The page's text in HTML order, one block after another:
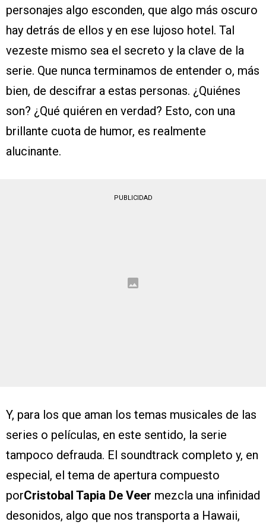
personajes algo esconden, que algo más oscuro
hay detrás de ellos y en ese lujoso hotel. Tal
vezeste mismo sea el secreto y la clave de la
serie. Que nunca terminamos de entender o, más
bien, de descifrar a estas personas. ¿Quiénes
son? ¿Qué quiéren en verdad? Esto, con una
brillante cuota de humor, es realmente
alucinante.
PUBLICIDAD
Y, para los que aman los temas musicales de las
series o películas, en este sentido, la serie
tampoco defrauda. El soundtrack completo y, en
especial, el tema de apertura compuesto
porCristobal Tapia De Veer mezcla una infinidad
desonidos, algo que nos transporta a Hawaii,